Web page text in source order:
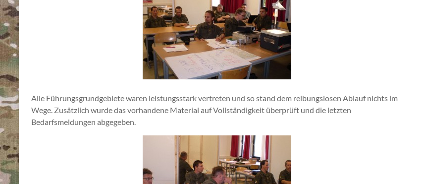
Alle Führungsgrundgebiete waren leistungsstark vertreten und so stand dem reibungslosen Ablauf nichts im
Wege. Zusätzlich wurde das vorhandene Material auf Vollständigkeit überprüft und die letzten
Bedarfsmeldungen abgegeben.